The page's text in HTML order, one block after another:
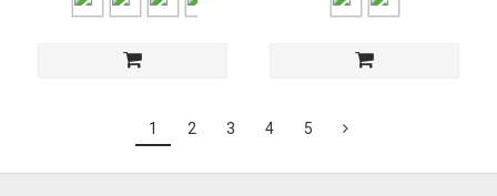
1 2 3 4 5